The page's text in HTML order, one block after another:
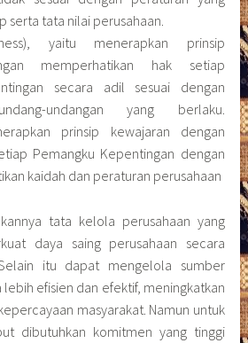
serta tata nilai perusahaan.
yaitu menerapkan prinsip
memperhatikan hak setiap
secara adil sesuai dengan
undangan yang berlaku.
prinsip kewajaran dengan
Pemangku Kepentingan dengan
kaidah dan peraturan perusahaan
tata kelola perusahaan yang
daya saing perusahaan secara
itu dapat mengelola sumber
lebih efisien dan efektif, meningkatkan
masyarakat. Namun untuk
dibutuhkan komitmen yang tinggi